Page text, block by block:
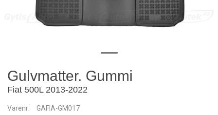
Gulvmatter. Gummi
Fiat 500L 2013-2022
Varenr: GAFIA-GM017